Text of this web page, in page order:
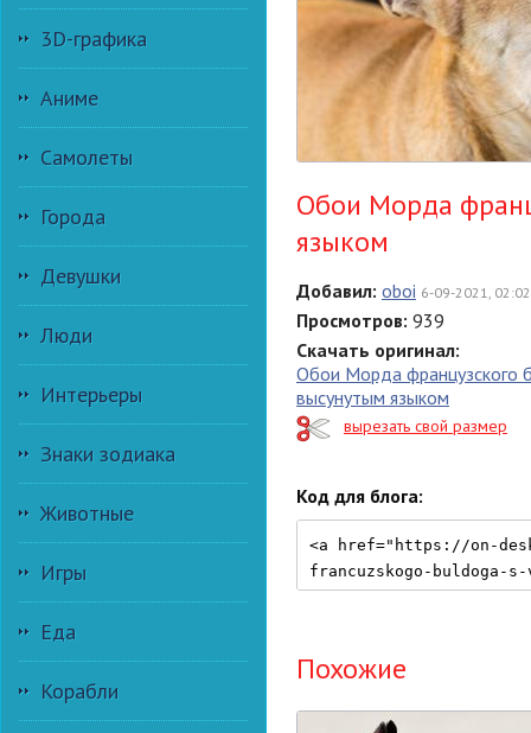
3D-графика
Аниме
Самолеты
Города
Девушки
Люди
Интерьеры
Знаки зодиака
Животные
Игры
Еда
Корабли
Обои Морда
языком
Добавил: oboi 6-09-2021, 02:02
Просмотров: 939
Скачать оригинал:
Обои Морда французского
высунутым языком
вырезать свой размер
Код для блога:
Похожие